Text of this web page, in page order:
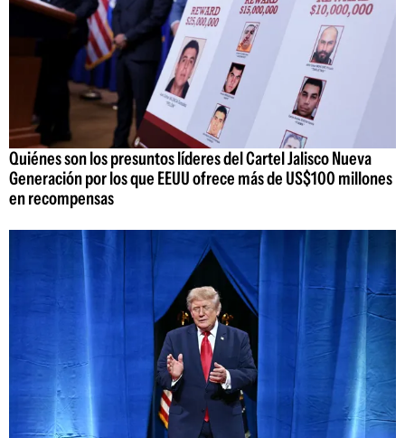
Quiénes son los presuntos líderes del Cartel Jalisco Nueva
Generación por los que EEUU ofrece más de US$100 millones
en recompensas